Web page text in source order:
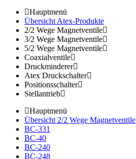
Hauptmenü
Übersicht Atex-Produkte
2/2 Wege Magnetventile
3/2 Wege Magnetventile
5/2 Wege Magnetventile
Coaxialventile
Druckminderer
Atex Druckschalter
Positionsschalter
Stellantrieb
Hauptmenü
Übersicht 2/2 Wege Magnetventile
BC-331
BC-40
BC-240
BC-248